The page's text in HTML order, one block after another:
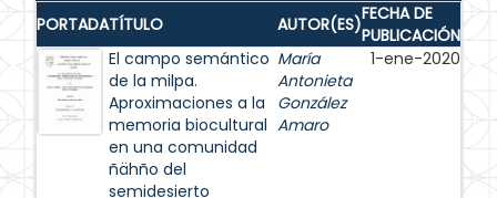
PORTADATÍTULO AUTOR(ES)FECHA DE
PUBLICACIÓN
El campo semántico
de la milpa.
Aproximaciones a la
memoria biocultural
en una comunidad
ñähño del
semidesierto
María
Antonieta
González
Amaro
1-ene-2020